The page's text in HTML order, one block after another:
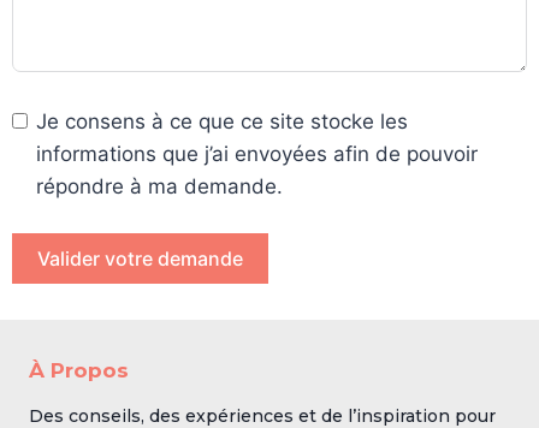
Je consens à ce que ce site stocke les
informations que j’ai envoyées afin de pouvoir
répondre à ma demande.
Valider votre demande
À Propos
Des conseils, des expériences et de l’inspiration pour